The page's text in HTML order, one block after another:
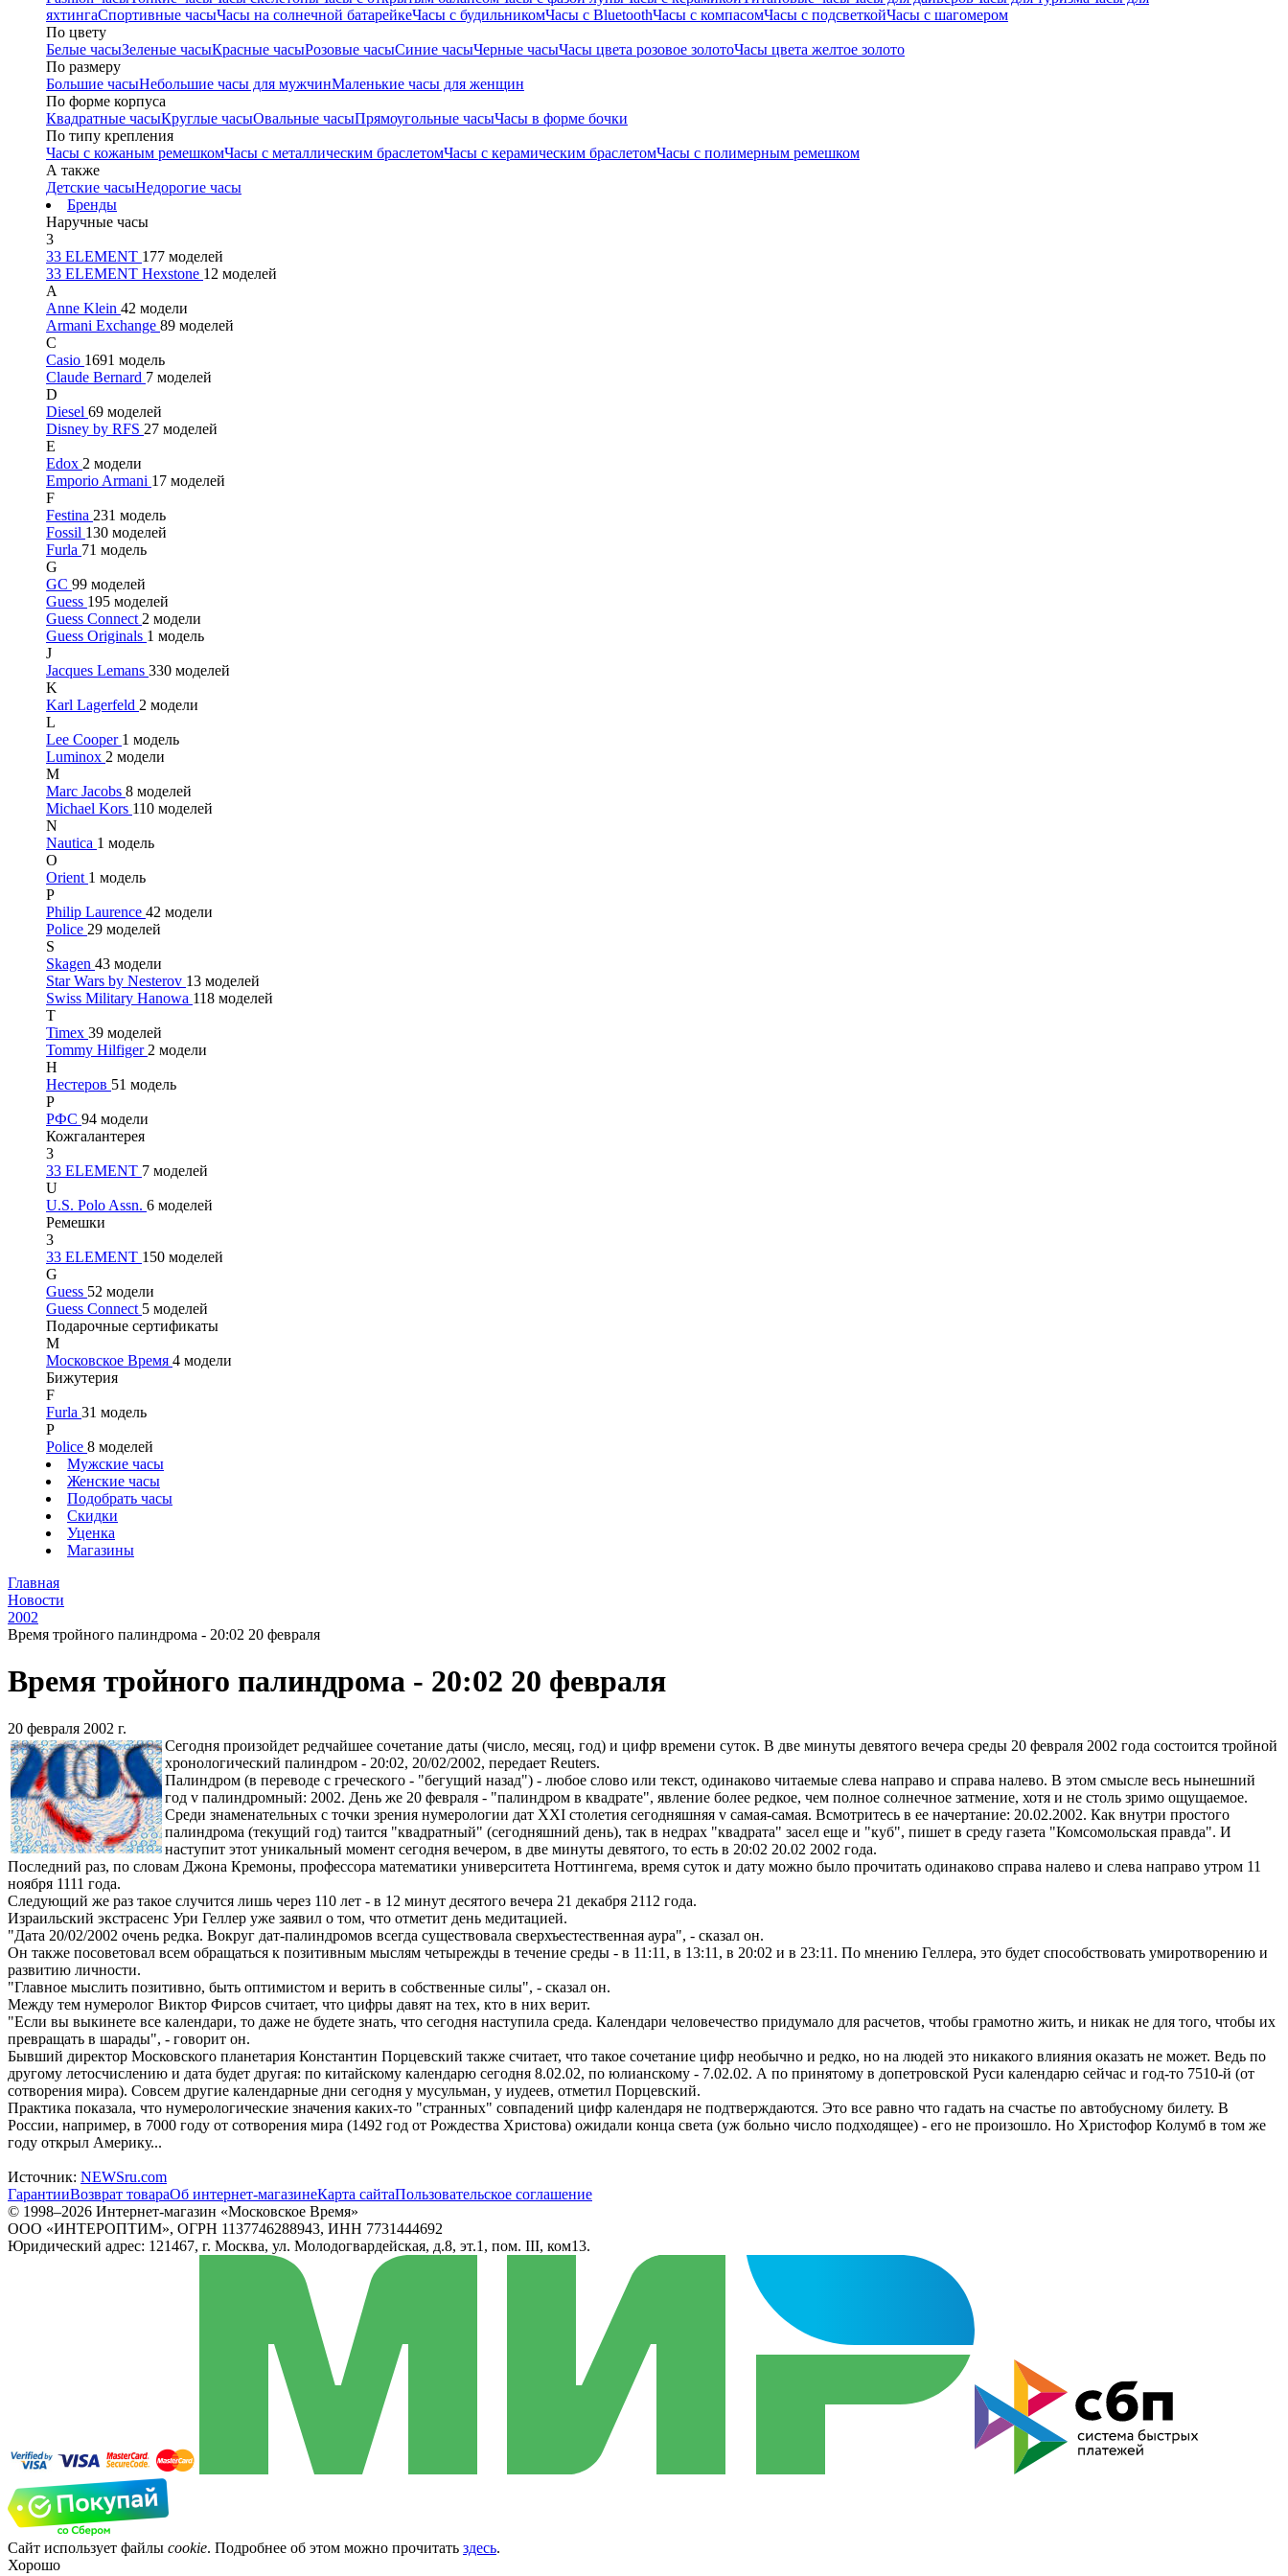
яхтингаСпортивные часыЧасы на солнечной батарейкеЧасы с будильникомЧасы с BluetoothЧасы с компасомЧасы с подсветкойЧасы с шагомером
По цвету
Белые часыЗеленые часыКрасные часыРозовые часыСиние часыЧерные часыЧасы цвета розовое золотоЧасы цвета желтое золото
По размеру
Большие часыНебольшие часы для мужчинМаленькие часы для женщин
По форме корпуса
Квадратные часыКруглые часыОвальные часыПрямоугольные часыЧасы в форме бочки
По типу крепления
Часы с кожаным ремешкомЧасы с металлическим браслетомЧасы с керамическим браслетомЧасы с полимерным ремешком
А также
Детские часыНедорогие часы
Бренды
Наручные часы
3
33 ELEMENT 177 моделей
33 ELEMENT Hexstone 12 моделей
A
Anne Klein 42 модели
Armani Exchange 89 моделей
C
Casio 1691 модель
Claude Bernard 7 моделей
D
Diesel 69 моделей
Disney by RFS 27 моделей
E
Edox 2 модели
Emporio Armani 17 моделей
F
Festina 231 модель
Fossil 130 моделей
Furla 71 модель
G
GC 99 моделей
Guess 195 моделей
Guess Connect 2 модели
Guess Originals 1 модель
J
Jacques Lemans 330 моделей
K
Karl Lagerfeld 2 модели
L
Lee Cooper 1 модель
Luminox 2 модели
M
Marc Jacobs 8 моделей
Michael Kors 110 моделей
N
Nautica 1 модель
O
Orient 1 модель
P
Philip Laurence 42 модели
Police 29 моделей
S
Skagen 43 модели
Star Wars by Nesterov 13 моделей
Swiss Military Hanowa 118 моделей
T
Timex 39 моделей
Tommy Hilfiger 2 модели
Н
Нестеров 51 модель
Р
РФС 94 модели
Кожгалантерея
3
33 ELEMENT 7 моделей
U
U.S. Polo Assn. 6 моделей
Ремешки
3
33 ELEMENT 150 моделей
G
Guess 52 модели
Guess Connect 5 моделей
Подарочные сертификаты
М
Московское Время 4 модели
Бижутерия
F
Furla 31 модель
P
Police 8 моделей
Мужские часы
Женские часы
Подобрать часы
Скидки
Уценка
Магазины
Главная
Новости
2002
Время тройного палиндрома - 20:02 20 февраля
Время тройного палиндрома - 20:02 20 февраля
20 февраля 2002 г.
Сегодня произойдет редчайшее сочетание даты (число, месяц, год) и цифр времени суток. В две минуты девятого вечера среды 20 февраля 2002 года состоится тройной
хронологический палиндром - 20:02, 20/02/2002, передает Reuters.
Палиндром (в переводе с греческого - "бегущий назад") - любое слово или текст, одинаково читаемые слева направо и справа налево. В этом смысле весь нынешний
год v палиндромный: 2002. День же 20 февраля - "палиндром в квадрате", явление более редкое, чем полное солнечное затмение, хотя и не столь зримо ощущаемое.
Среди знаменательных с точки зрения нумерологии дат XXI столетия сегодняшняя v самая-самая. Всмотритесь в ее начертание: 20.02.2002. Как внутри простого
палиндрома (текущий год) таится "квадратный" (сегодняшний день), так в недрах "квадрата" засел еще и "куб", пишет в среду газета "Комсомольская правда". И
наступит этот уникальный момент сегодня вечером, в две минуты девятого, то есть в 20:02 20.02 2002 года.
Последний раз, по словам Джона Кремоны, профессора математики университета Ноттингема, время суток и дату можно было прочитать одинаково справа налево и слева направо утром 11
ноября 1111 года.
Следующий же раз такое случится лишь через 110 лет - в 12 минут десятого вечера 21 декабря 2112 года.
Израильский экстрасенс Ури Геллер уже заявил о том, что отметит день медитацией.
"Дата 20/02/2002 очень редка. Вокруг дат-палиндромов всегда существовала сверхъестественная аура", - сказал он.
Он также посоветовал всем обращаться к позитивным мыслям четырежды в течение среды - в 11:11, в 13:11, в 20:02 и в 23:11. По мнению Геллера, это будет способствовать умиротворению и
развитию личности.
"Главное мыслить позитивно, быть оптимистом и верить в собственные силы", - сказал он.
Между тем нумеролог Виктор Фирсов считает, что цифры давят на тех, кто в них верит.
"Если вы выкинете все календари, то даже не будете знать, что сегодня наступила среда. Календари человечество придумало для расчетов, чтобы грамотно жить, и никак не для того, чтобы их
превращать в шарады", - говорит он.
Бывший директор Московского планетария Константин Порцевский также считает, что такое сочетание цифр необычно и редко, но на людей это никакого влияния оказать не может. Ведь по
другому летосчислению и дата будет другая: по китайскому календарю сегодня 8.02.02, по юлианскому - 7.02.02. А по принятому в допетровской Руси календарю сейчас и год-то 7510-й (от
сотворения мира). Совсем другие календарные дни сегодня у мусульман, у иудеев, отметил Порцевский.
Практика показала, что нумерологические значения каких-то "странных" совпадений цифр календаря не подтверждаются. Это все равно что гадать на счастье по автобусному билету. В
России, например, в 7000 году от сотворения мира (1492 год от Рождества Христова) ожидали конца света (уж больно число подходящее) - его не произошло. Но Христофор Колумб в том же
году открыл Америку...
Источник: NEWSru.com
ГарантииВозврат товараОб интернет-магазинеКарта сайтаПользовательское соглашение
© 1998–2026 Интернет-магазин «Московское Время»
ООО «ИНТЕРОПТИМ», ОГРН 1137746288943, ИНН 7731444692
Юридический адрес: 121467, г. Москва, ул. Молодогвардейская, д.8, эт.1, пом. III, ком13.
Сайт использует файлы cookie. Подробнее об этом можно прочитать здесь.
Хорошо